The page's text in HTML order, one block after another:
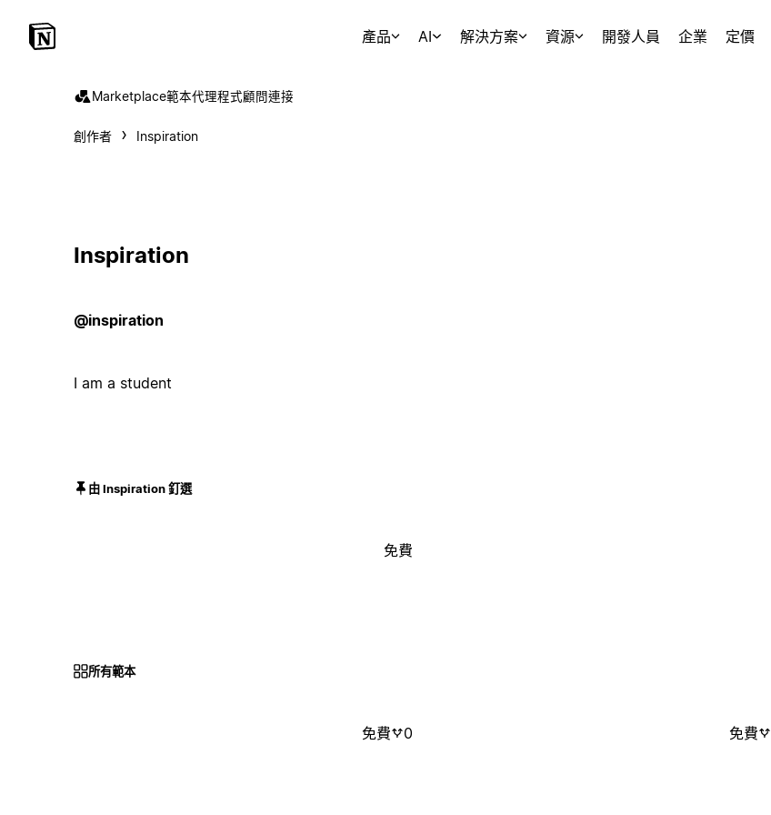
產品 AI 解決方案 資源 開發人員 企業 定價
Marketplace範本代理程式顧問連接
創作者 Inspiration
Inspiration
@inspiration
I am a student
由 Inspiration 釘選
免費
所有範本
免費 0 免費